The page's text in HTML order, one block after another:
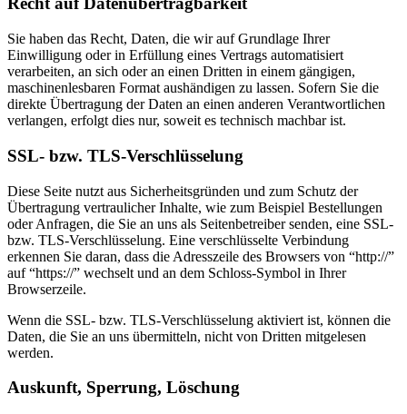
Sie haben das Recht, Daten, die wir auf Grundlage Ihrer
Einwilligung oder in Erfüllung eines Vertrags automatisiert
verarbeiten, an sich oder an einen Dritten in einem gängigen,
maschinenlesbaren Format aushändigen zu lassen. Sofern Sie die
direkte Übertragung der Daten an einen anderen Verantwortlichen
verlangen, erfolgt dies nur, soweit es technisch machbar ist.
SSL- bzw. TLS-Verschlüsselung
Diese Seite nutzt aus Sicherheitsgründen und zum Schutz der
Übertragung vertraulicher Inhalte, wie zum Beispiel Bestellungen
oder Anfragen, die Sie an uns als Seitenbetreiber senden, eine SSL-
bzw. TLS-Verschlüsselung. Eine verschlüsselte Verbindung
erkennen Sie daran, dass die Adresszeile des Browsers von “http://”
auf “https://” wechselt und an dem Schloss-Symbol in Ihrer
Browserzeile.
Wenn die SSL- bzw. TLS-Verschlüsselung aktiviert ist, können die
Daten, die Sie an uns übermitteln, nicht von Dritten mitgelesen
werden.
Auskunft, Sperrung, Löschung